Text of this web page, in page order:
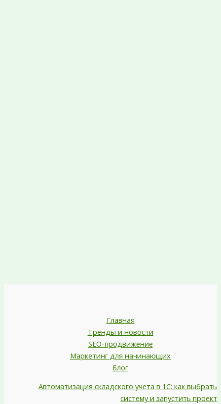
Главная
Тренды и новости
SEO-продвижение
Маркетинг для начинающих
Блог
Автоматизация складского учета в 1С: как выбрать
систему и запустить проект